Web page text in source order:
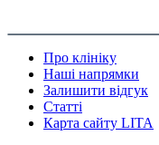
Про клініку
Наші напрямки
Залишити відгук
Статті
Карта сайту LITA